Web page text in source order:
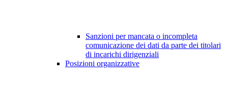
Sanzioni per mancata o incompleta
comunicazione dei dati da parte dei titolari
di incarichi dirigenziali
Posizioni organizzative